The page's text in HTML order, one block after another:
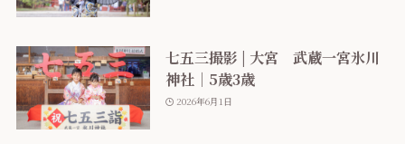
七五三撮影 | 大宮 武蔵一宮氷川
神社｜5歳3歳
2026年6月1日